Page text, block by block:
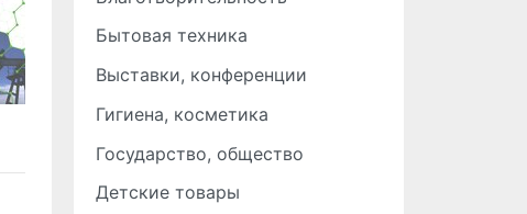
Бытовая техника
Выставки, конференции
Гигиена, косметика
Государство, общество
Детские товары